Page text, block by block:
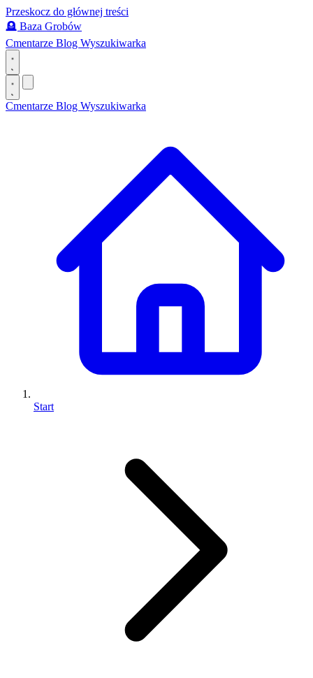
Przeskocz do głównej treści
🪦 Baza Grobów
Cmentarze Blog Wyszukiwarka
Cmentarze Blog Wyszukiwarka
Start